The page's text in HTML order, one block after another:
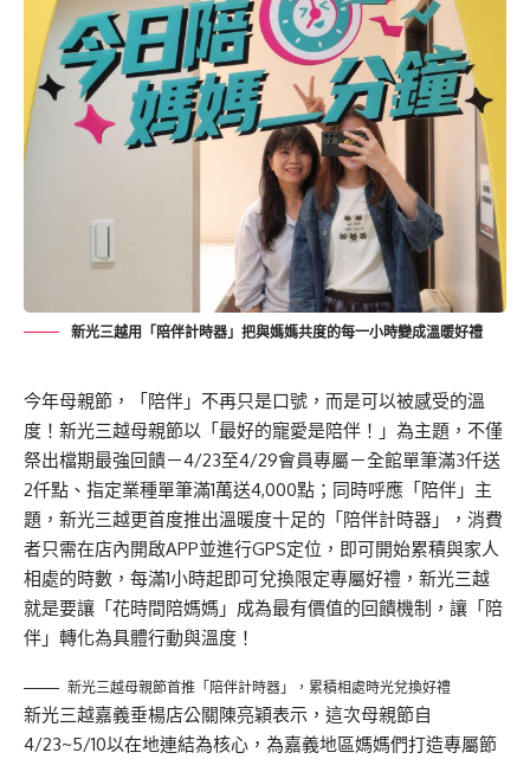
新光三越用「陪伴計時器」把與媽媽共度的每一小時變成溫暖好禮
今年母親節，「陪伴」不再只是口號，而是可以被感受的溫
度！新光三越母親節以「最好的寵愛是陪伴！」為主題，不僅
祭出檔期最強回饋－4/23至4/29會員專屬－全館單筆滿3仟送
2仟點、指定業種單筆滿1萬送4,000點 ； 同時呼應「陪伴」主
題， 新光三越更首度推出溫暖度十足的「陪伴計時器」
，消費
者只需在店內開啟APP並進行GPS定位，即可開始累積與家人
相處的時數， 每滿1小時起即可兌換限定專屬好禮 ，新光三越
就是要讓「花時間陪媽媽」成為最有價值的回饋機制，讓「陪
伴」轉化為具體行動與溫度！
新光三越母親節首推「陪伴計時器」，累積相處時光兌換好禮
新光三越嘉義垂楊店公關陳亮穎表示 ， 這次母親節自
4/23~5/10以在地連結為核心，為嘉義地區媽媽們打造專屬節